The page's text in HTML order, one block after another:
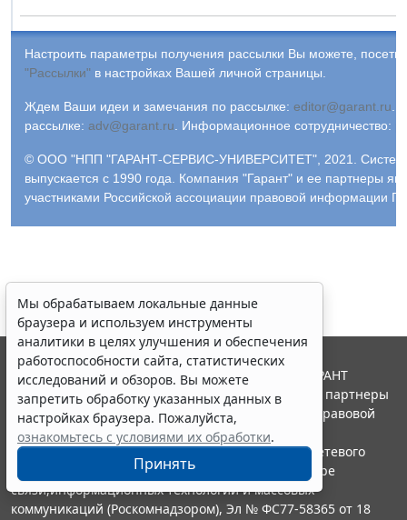
Настроить параметры получения рассылки Вы можете,
"Рассылки" в настройках Вашей личной страницы.
Ждем Ваши идеи и замечания по рассылке: editor@garant.ru
рассылке: adv@garant.ru Информационное сотрудничество:
© ООО "НПП "ГАРАНТ-СЕРВИС-УНИВЕРСИТЕТ", 2021.
выпускается с 1990 года. Компания "Гарант" и ее партнеры
участниками Российской ассоциации правовой информации
Мы обрабатываем локальные данные
браузера и используем инструменты
аналитики в целях улучшения и обеспечения
работоспособности сайта, статистических
исследований и обзоров. Вы можете
запретить обработку указанных данных в
настройках браузера. Пожалуйста,
ознакомьтесь с условиями их обработки.
Принять
© ООО "НПП "ГАРАНТ-СЕРВИС", 2026. Система ГАРАНТ
выпускается с 1990 года. Компания "Гарант" и ее партнеры
являются участниками Российской ассоциации правовой
информации ГАРАНТ.
Портал ГАРАНТ.РУ зарегистрирован в качестве сетевого
издания Федеральной службой по надзору в сфере
связи,информационных технологий и массовых
коммуникаций (Роскомнадзором), Эл № ФС77-58365 от 18